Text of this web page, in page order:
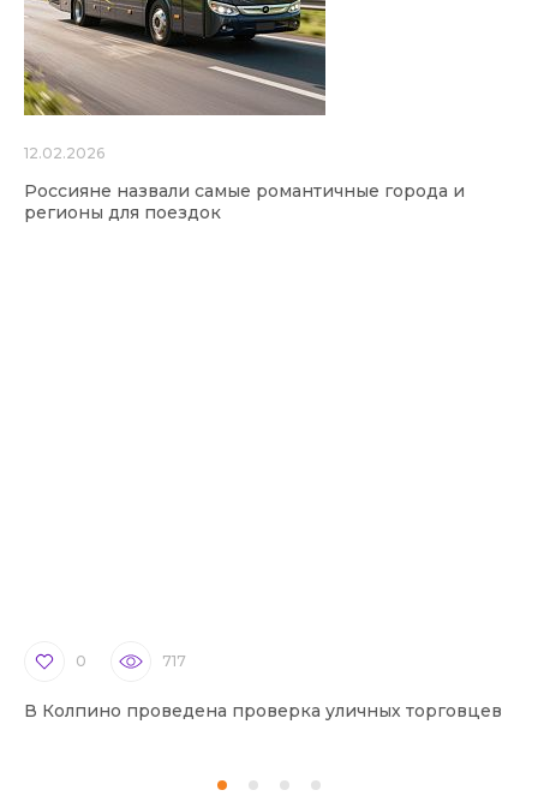
12.02.2026
Россияне назвали самые романтичные города и
регионы для поездок
0 717
В Колпино проведена проверка уличных торговцев